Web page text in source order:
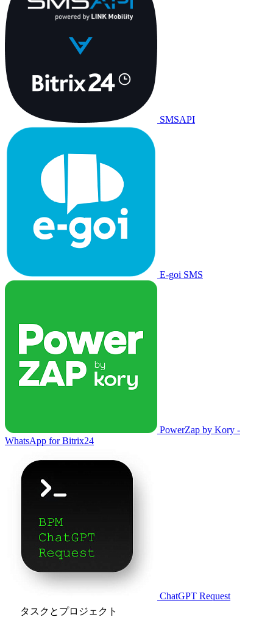
SMSAPI
E-goi SMS
PowerZap by Kory -
WhatsApp for Bitrix24
ChatGPT Request
タスクとプロジェクト